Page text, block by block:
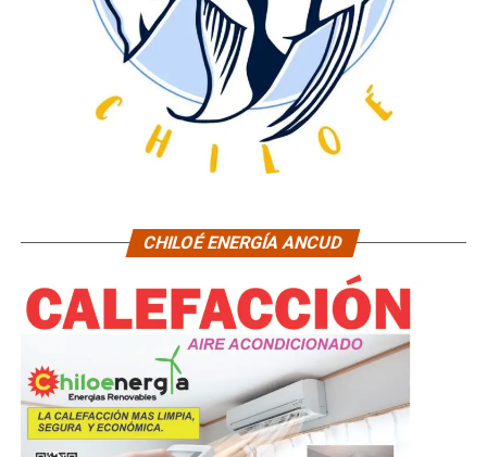
CHILOÉ ENERGÍA ANCUD